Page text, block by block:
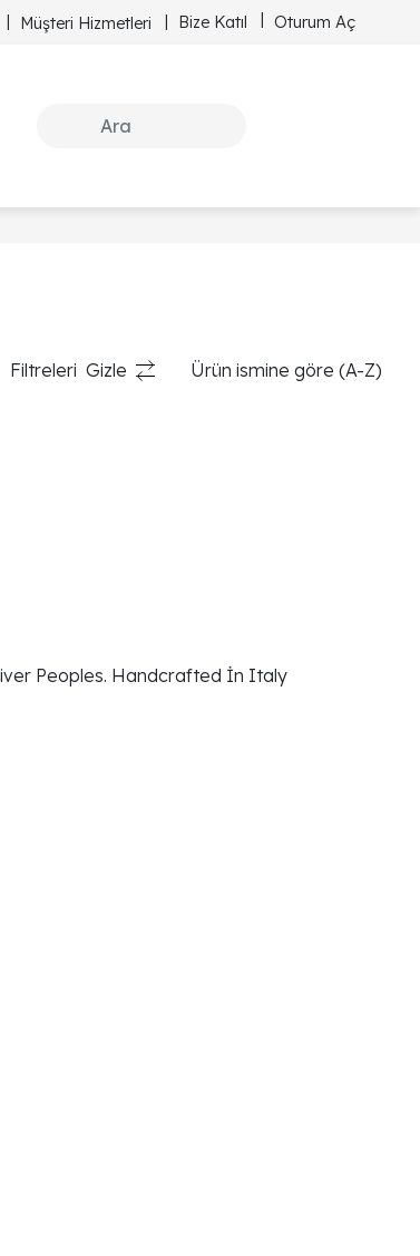
Müşteri Hizmetleri Bize Katıl Oturum Aç
Filtreleri Gizle Ürün ismine göre (A-Z)
Peoples. Handcrafted İn Italy